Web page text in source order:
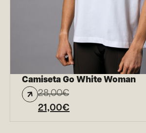
Camiseta Go White Woman
28,00€
21,00€